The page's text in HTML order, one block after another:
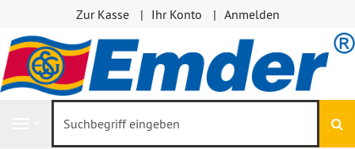
Zur Kasse Ihr Konto Anmelden
Navigation